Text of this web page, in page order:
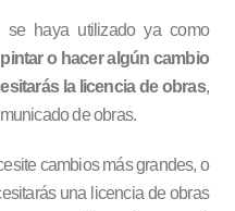
haya utilizado ya como
pintar o hacer algún cambio
la licencia de obras,
de obras.
cambios más grandes, o
una licencia de obras